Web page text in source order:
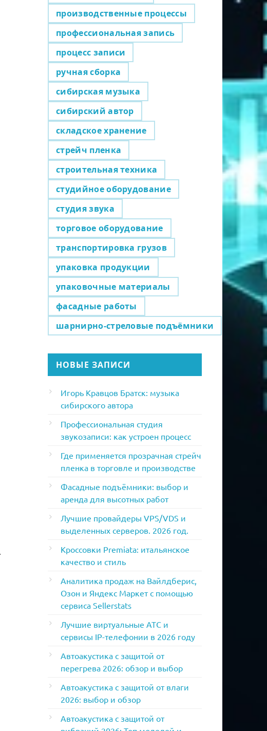
производственные процессы
профессиональная запись
процесс записи
ручная сборка
сибирская музыка
сибирский автор
складское хранение
стрейч пленка
строительная техника
студийное оборудование
студия звука
торговое оборудование
транспортировка грузов
упаковка продукции
упаковочные материалы
фасадные работы
шарнирно-стреловые подъёмники
НОВЫЕ ЗАПИСИ
Игорь Кравцов Братск: музыка
сибирского автора
Профессиональная студия
звукозаписи: как устроен процесс
Где применяется прозрачная стрейч
пленка в торговле и производстве
Фасадные подъёмники: выбор и
аренда для высотных работ
Лучшие провайдеры VPS/VDS и
выделенных серверов. 2026 год.
Кроссовки Premiata: итальянское
качество и стиль
Аналитика продаж на Вайлдберис,
Озон и Яндекс Маркет с помощью
сервиса Sellerstats
Лучшие виртуальные АТС и
сервисы IP-телефонии в 2026 году
Автоакустика с защитой от
перегрева 2026: обзор и выбор
Автоакустика с защитой от влаги
2026: выбор и обзор
Автоакустика с защитой от